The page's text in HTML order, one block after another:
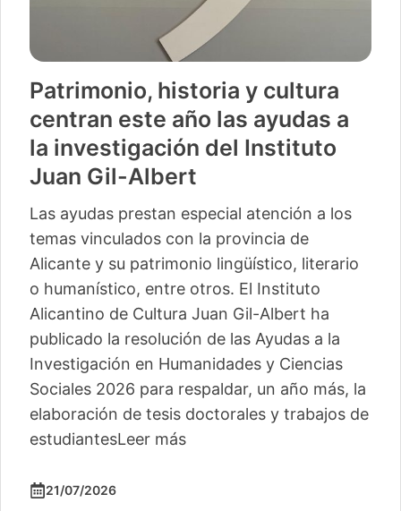
Patrimonio, historia y cultura
centran este año las ayudas a
la investigación del Instituto
Juan Gil-Albert
Las ayudas prestan especial atención a los
temas vinculados con la provincia de
Alicante y su patrimonio lingüístico, literario
o humanístico, entre otros. El Instituto
Alicantino de Cultura Juan Gil-Albert ha
publicado la resolución de las Ayudas a la
Investigación en Humanidades y Ciencias
Sociales 2026 para respaldar, un año más, la
elaboración de tesis doctorales y trabajos de
estudiantesLeer más
21/07/2026